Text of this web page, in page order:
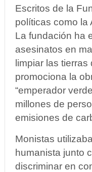
Escritos de la
políticas como la
La fundación ha
asesinatos en
limpiar las
promociona la
“emperador
millones de
emisiones de
Monistas
humanista junto
discriminar en